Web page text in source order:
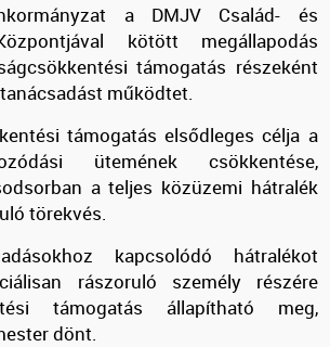
a DMJV Család- és
kötött megállapodás
támogatás részeként
működtet.
támogatás elsődleges célja a
ütemének csökkentése,
a teljes közüzemi hátralék
törekvés.
kapcsolódó hátralékot
rászoruló személy részére
támogatás állapítható meg,
dönt.